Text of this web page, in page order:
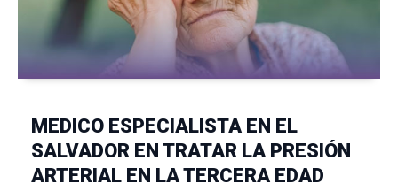
MEDICO ESPECIALISTA EN EL
SALVADOR EN TRATAR LA PRESIÓN
ARTERIAL EN LA TERCERA EDAD